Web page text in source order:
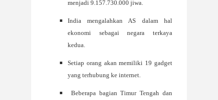
menjadi 9.157.730.000 jiwa.
India mengalahkan AS dalam hal
ekonomi sebagai negara terkaya
kedua.
Setiap orang akan memiliki 19 gadget
yang terhubung ke internet.
Beberapa bagian Timur Tengah dan